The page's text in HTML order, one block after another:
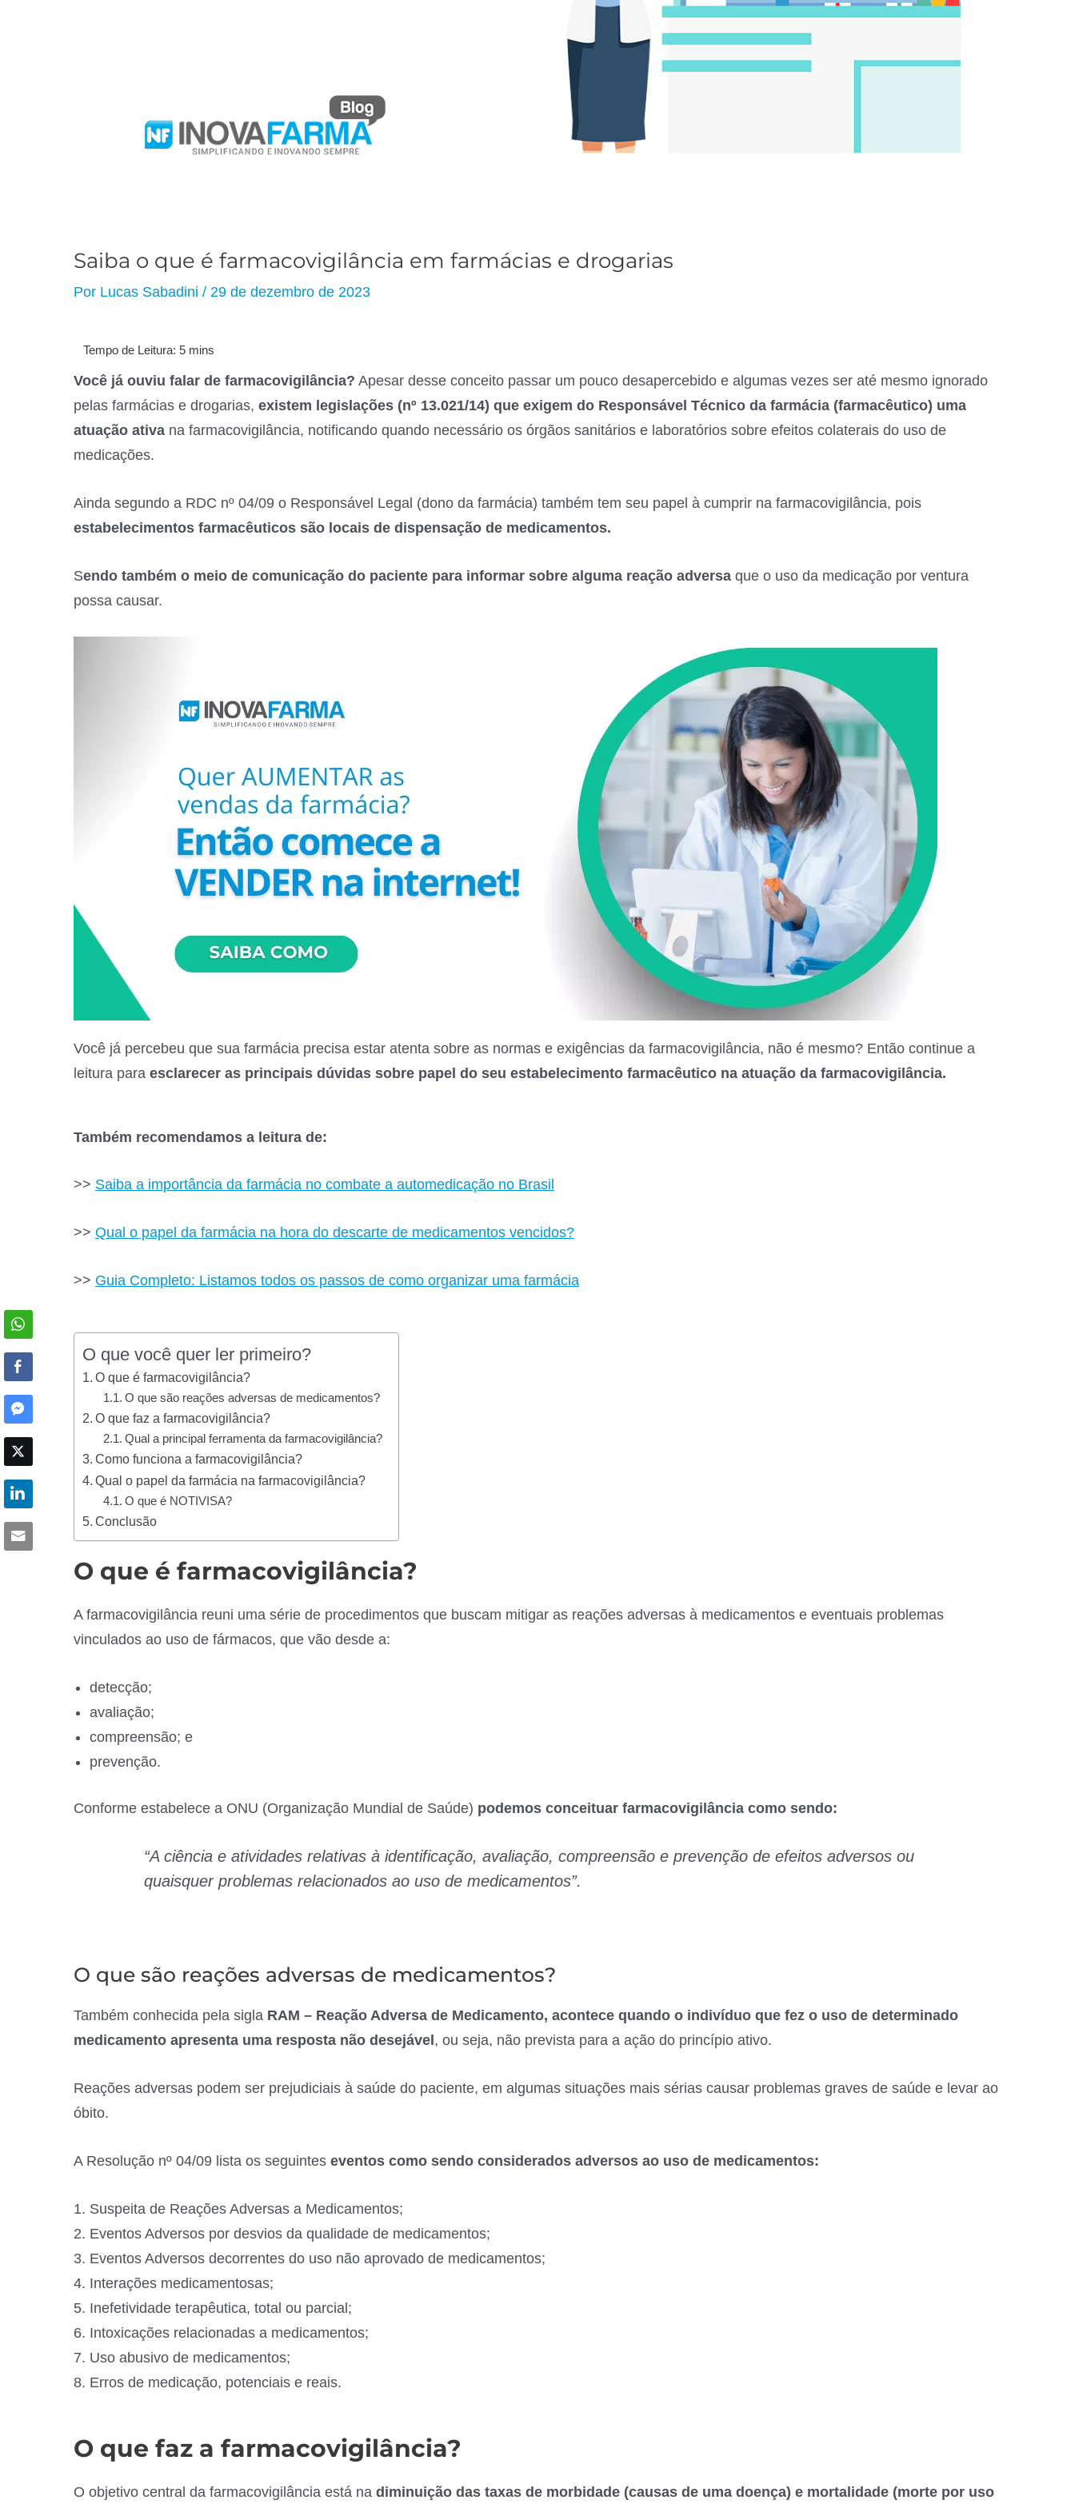
Saiba o que é farmacovigilância em farmácias e drogarias
Por Lucas Sabadini / 29 de dezembro de 2023
Você já ouviu falar de farmacovigilância? Apesar desse conceito passar um pouco desapercebido e algumas vezes ser até mesmo ignorado
pelas farmácias e drogarias, existem legislações (nº 13.021/14) que exigem do Responsável Técnico da farmácia (farmacêutico) uma
atuação ativa na farmacovigilância, notificando quando necessário os órgãos sanitários e laboratórios sobre efeitos colaterais do uso de
medicações.
Ainda segundo a RDC nº 04/09 o Responsável Legal (dono da farmácia) também tem seu papel à cumprir na farmacovigilância, pois
estabelecimentos farmacêuticos são locais de dispensação de medicamentos.
Sendo também o meio de comunicação do paciente para informar sobre alguma reação adversa que o uso da medicação por ventura
possa causar.
Você já percebeu que sua farmácia precisa estar atenta sobre as normas e exigências da farmacovigilância, não é mesmo? Então continue a
leitura para esclarecer as principais dúvidas sobre papel do seu estabelecimento farmacêutico na atuação da farmacovigilância.
Também recomendamos a leitura de:
>> Saiba a importância da farmácia no combate a automedicação no Brasil
>> Qual o papel da farmácia na hora do descarte de medicamentos vencidos?
>> Guia Completo: Listamos todos os passos de como organizar uma farmácia
O que você quer ler primeiro?
O que é farmacovigilância?
O que são reações adversas de medicamentos?
O que faz a farmacovigilância?
Qual a principal ferramenta da farmacovigilância?
Como funciona a farmacovigilância?
Qual o papel da farmácia na farmacovigilância?
O que é NOTIVISA?
Conclusão
O que é farmacovigilância?
A farmacovigilância reuni uma série de procedimentos que buscam mitigar as reações adversas à medicamentos e eventuais problemas
vinculados ao uso de fármacos, que vão desde a:
detecção;
avaliação;
compreensão; e
prevenção.
Conforme estabelece a ONU (Organização Mundial de Saúde) podemos conceituar farmacovigilância como sendo:
“A ciência e atividades relativas à identificação, avaliação, compreensão e prevenção de efeitos adversos ou
quaisquer problemas relacionados ao uso de medicamentos”.
O que são reações adversas de medicamentos?
Também conhecida pela sigla RAM – Reação Adversa de Medicamento, acontece quando o indivíduo que fez o uso de determinado
medicamento apresenta uma resposta não desejável , ou seja, não prevista para a ação do princípio ativo.
Reações adversas podem ser prejudiciais à saúde do paciente, em algumas situações mais sérias causar problemas graves de saúde e levar ao
óbito.
A Resolução nº 04/09 lista os seguintes eventos como sendo considerados adversos ao uso de medicamentos:
Suspeita de Reações Adversas a Medicamentos;
Eventos Adversos por desvios da qualidade de medicamentos;
Eventos Adversos decorrentes do uso não aprovado de medicamentos;
Interações medicamentosas;
Inefetividade terapêutica, total ou parcial;
Intoxicações relacionadas a medicamentos;
Uso abusivo de medicamentos;
Erros de medicação, potenciais e reais.
O que faz a farmacovigilância?
O objetivo central da farmacovigilância está na diminuição das taxas de morbidade (causas de uma doença) e mortalidade (morte por uso